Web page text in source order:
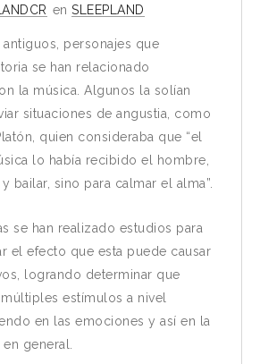
en SLEEPLAND
personajes que
se han relacionado
la música. Algunos la solían
situaciones de angustia, como
quien consideraba que “el
lo había recibido el hombre,
bailar, sino para calmar el alma”.
se han realizado estudios para
el efecto que esta puede causar
logrando determinar que
estímulos a nivel
en las emociones y así en la
general.